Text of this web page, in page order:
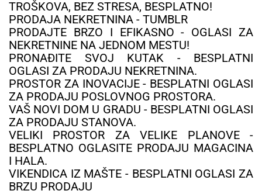
TROŠKOVA, BEZ STRESA, BESPLATNO!
PRODAJA NEKRETNINA - TUMBLR
PRODAJTE BRZO I EFIKASNO - OGLASI ZA
NEKRETNINE NA JEDNOM MESTU!
PRONAĐITE SVOJ KUTAK - BESPLATNI
OGLASI ZA PRODAJU NEKRETNINA.
PROSTOR ZA INOVACIJE - BESPLATNI OGLASI
ZA PRODAJU POSLOVNOG PROSTORA.
VAŠ NOVI DOM U GRADU - BESPLATNI OGLASI
ZA PRODAJU STANOVA.
VELIKI PROSTOR ZA VELIKE PLANOVE -
BESPLATNO OGLASITE PRODAJU MAGACINA
I HALA.
VIKENDICA IZ MAŠTE - BESPLATNI OGLASI ZA
BRZU PRODAJU